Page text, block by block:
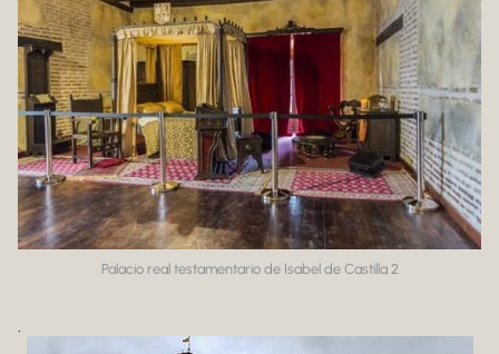
Palacio real testamentario de Isabel de Castilla 2